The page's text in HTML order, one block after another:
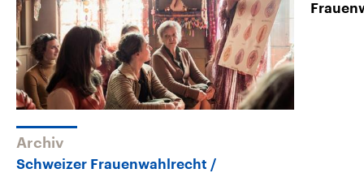
Archiv
Schweizer Frauenwahlrecht